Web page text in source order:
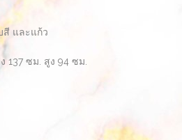
และแก้ว
ซม. สูง 94 ซม.